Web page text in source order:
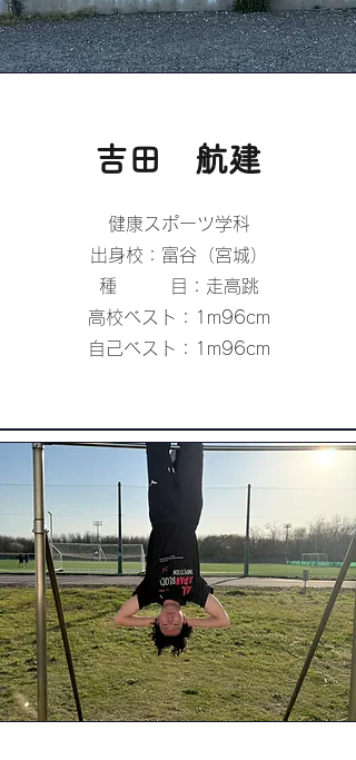
​吉田 航建
健康スポーツ学科
出身校：富谷（宮城）
種 目：走高跳
高校ベスト：1m96cm
​自己ベスト：1m96cm